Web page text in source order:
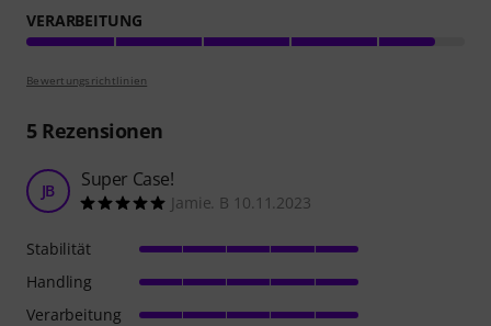
VERARBEITUNG
Bewertungsrichtlinien
5Rezensionen
JB Super Case!
Jamie. B 10.11.2023
Stabilität
Handling
Verarbeitung